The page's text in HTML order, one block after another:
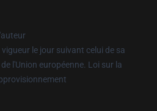
le jour suivant celui de sa
l'Union européenne. Loi sur la